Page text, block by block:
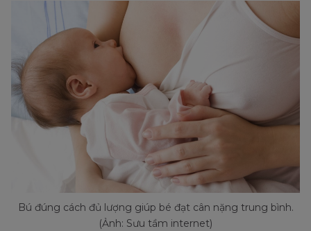
Bú đúng cách đủ lượng giúp bé đạt cân nặng trung bình.
(Ảnh: Sưu tầm internet)